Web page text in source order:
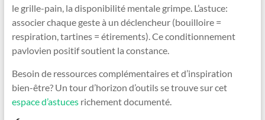
le grille-pain, la disponibilité mentale grimpe. L’astuce:
associer chaque geste à un déclencheur (bouilloire =
respiration, tartines = étirements). Ce conditionnement
pavlovien positif soutient la constance.
Besoin de ressources complémentaires et d’inspiration
bien-être? Un tour d’horizon d’outils se trouve sur cet
espace d’astucesrichement documenté.